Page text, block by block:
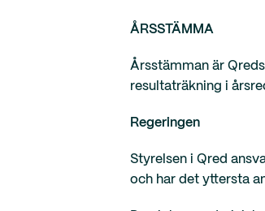
ÅRSSTÄMMA
Årsstämman är
resultaträkning i
Regeringen
Styrelsen i Qred
och har det yttersta